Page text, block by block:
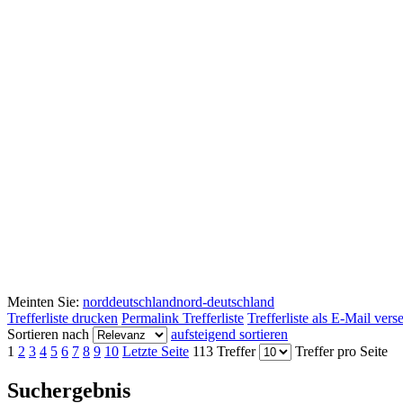
Meinten Sie: norddeutschlandnord-deutschland
Trefferliste drucken Permalink Trefferliste Trefferliste als E-Mail
Sortieren nach
aufsteigend sortieren
1 2 3 4 5 6 7 8 9 10 Letzte Seite 113 Treffer Treffer pro Seite
Suchergebnis